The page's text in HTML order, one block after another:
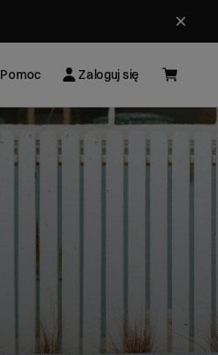
Pomoc Zaloguj się